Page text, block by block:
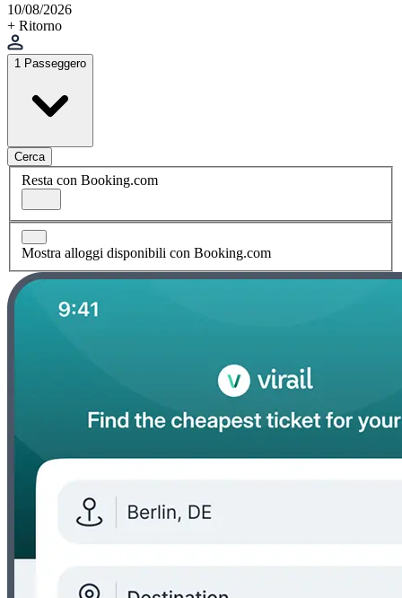
10/08/2026
+ Ritorno
1 Passeggero
Cerca
Resta con Booking.com
Mostra alloggi disponibili con Booking.com